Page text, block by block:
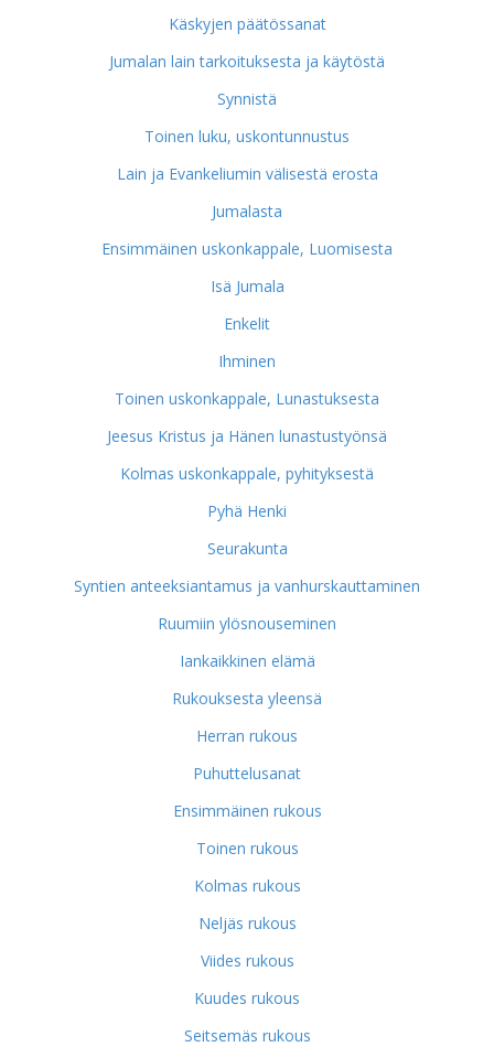
Käskyjen päätössanat
Jumalan lain tarkoituksesta ja käytöstä
Synnistä
Toinen luku, uskontunnustus
Lain ja Evankeliumin välisestä erosta
Jumalasta
Ensimmäinen uskonkappale, Luomisesta
Isä Jumala
Enkelit
Ihminen
Toinen uskonkappale, Lunastuksesta
Jeesus Kristus ja Hänen lunastustyönsä
Kolmas uskonkappale, pyhityksestä
Pyhä Henki
Seurakunta
Syntien anteeksiantamus ja vanhurskauttaminen
Ruumiin ylösnouseminen
Iankaikkinen elämä
Rukouksesta yleensä
Herran rukous
Puhuttelusanat
Ensimmäinen rukous
Toinen rukous
Kolmas rukous
Neljäs rukous
Viides rukous
Kuudes rukous
Seitsemäs rukous